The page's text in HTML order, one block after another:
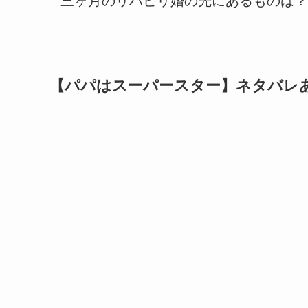
【パパはスーパースター】ネタバレ